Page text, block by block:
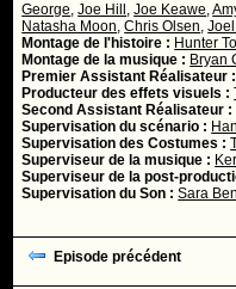
George,Joe Hill ,Joe Keawe,
Natasha Moon,Chris Olsen,
Montage de l'histoire : Hunter
Montage de la musique : Bryan
Premier Assistant Réalisateur :
Producteur des effets visuels :
Second Assistant Réalisateur :
Supervisation du scénario :
Supervisation des Costumes :
Superviseur de la musique :
Superviseur de la post-
Supervisation du Son :Sara
Episode précédent